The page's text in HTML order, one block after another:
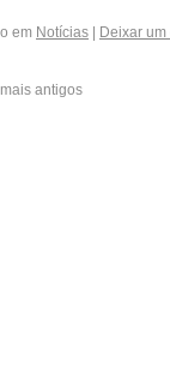
em Notícias Deixar
antigos